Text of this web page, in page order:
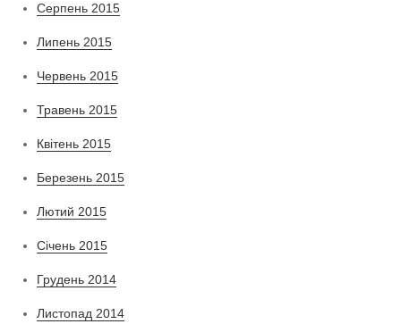
Серпень 2015
Липень 2015
Червень 2015
Травень 2015
Квітень 2015
Березень 2015
Лютий 2015
Січень 2015
Грудень 2014
Листопад 2014